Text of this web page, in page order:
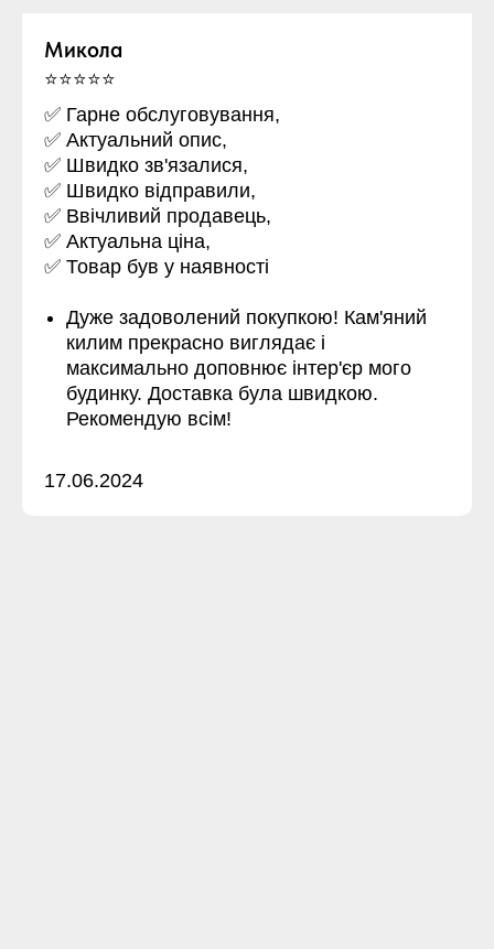
Микола
⭐⭐⭐⭐⭐
✅ Гарне обслуговування,
✅ Актуальний опис,
✅ Швидко зв'язалися,
✅ Швидко відправили,
✅ Ввічливий продавець,
✅ Актуальна ціна,
✅ Товар був у наявності
Дуже задоволений покупкою! Кам'яний
килим прекрасно виглядає і
максимально доповнює інтер'єр мого
будинку. Доставка була швидкою.
Рекомендую всім!
17.06.2024